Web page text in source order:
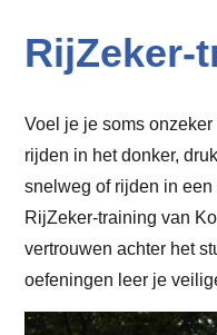
RijZeker-
Voel je je soms
rijden in het donker,
snelweg of rijden in
RijZeker-training van
vertrouwen achter het
oefeningen leer je